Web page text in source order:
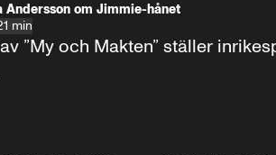
Andersson om Jimmie-hånet
min
”My och Makten” ställer